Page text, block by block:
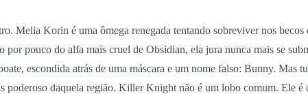
Melia Korin é uma ômega renegada tentando sobreviver nos
por pouco do alfa mais cruel de Obsidian, ela jura nunca mais se
escondida atrás de uma máscara e um nome falso: Bunny. Mas
poderoso daquela região. Killer Knight não é um lobo comum. Ele é